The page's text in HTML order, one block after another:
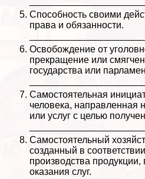
Способность своими
права и обязанности.
Освобождение от
прекращение или
государства или
Самостоятельная
человека, направленная
или услуг с целью
Самостоятельный
созданный в
производства
оказания слуг.